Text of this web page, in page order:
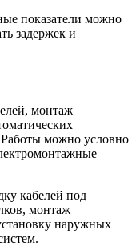
показатели можно
задержек и
монтаж
можно условно
кабелей под
монтаж
наружных